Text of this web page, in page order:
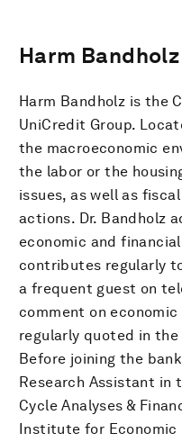
Harm Bandholz
Harm Bandholz is the
UniCredit Group.
the macroeconomic
the labor or the
issues, as well as
actions. Dr. Bandholz
economic and
contributes regularly
a frequent guest on
comment on
regularly quoted in
Before joining the
Research Assistant in
Cycle Analyses &
Institute for Economic